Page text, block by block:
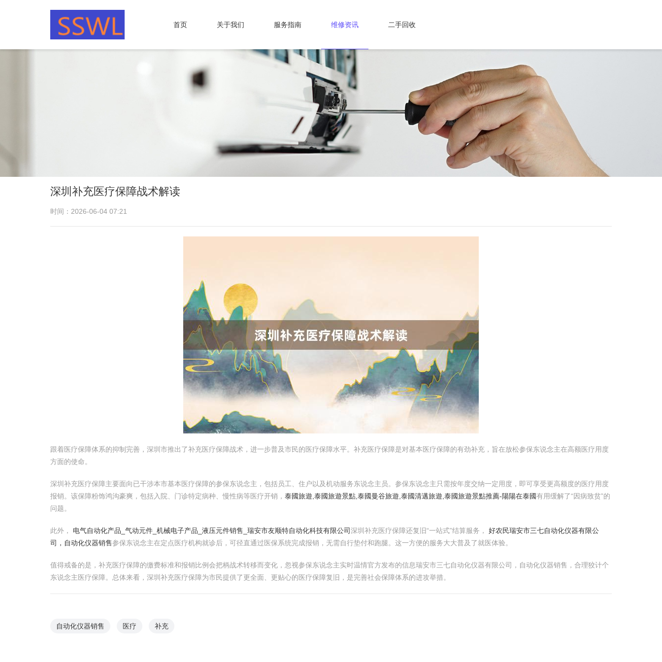
首页 关于我们 服务指南 维修资讯 二手回收
深圳补充医疗保障战术解读
时间：2026-06-04 07:21
跟着医疗保障体系的抑制完善，深圳市推出了补充医疗保障战术，进一步普及市民的医疗保障水平。补充医疗保障是对基本医疗保障的有劲补充，旨在放松参保东说念主在高额医疗用度
方面的使命。
深圳补充医疗保障主要面向已干涉本市基本医疗保障的参保东说念主，包括员工、住户以及机动服务东说念主员。参保东说念主只需按年度交纳一定用度，即可享受更高额度的医疗用度
报销。该保障粉饰鸿沟豪爽，包括入院、门诊特定病种、慢性病等医疗开销， 泰國旅遊,泰國旅遊景點,泰國曼谷旅遊,泰國清邁旅遊,泰國旅遊景點推薦​-陽陽在泰國有用缓解了“因病致贫”的
问题。
此外， 电气自动化产品_气动元件_机械电子产品_液压元件销售_瑞安市友顺特自动化科技有限公司深圳补充医疗保障还复旧“一站式”结算服务， 好农民瑞安市三七自动化仪器有限公
司，自动化仪器销售参保东说念主在定点医疗机构就诊后，可径直通过医保系统完成报销，无需自行垫付和跑腿。这一方便的服务大大普及了就医体验。
值得戒备的是，补充医疗保障的缴费标准和报销比例会把柄战术转移而变化，忽视参保东说念主实时温情官方发布的信息瑞安市三七自动化仪器有限公司，自动化仪器销售，合理狡计个
东说念主医疗保障。总体来看，深圳补充医疗保障为市民提供了更全面、更贴心的医疗保障复旧，是完善社会保障体系的进攻举措。
自动化仪器销售 医疗 补充